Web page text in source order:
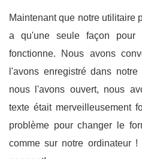
Maintenant que notre utilitaire
a qu'une seule façon pour
fonctionne. Nous avons
l'avons enregistré dans
nous l'avons ouvert, nous
texte était merveilleusement
problème pour changer le
comme sur notre ordinateur